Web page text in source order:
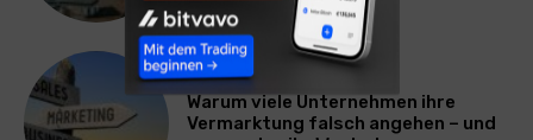
WERBUNG & MARKETING
Warum viele Unternehmen ihre
Vermarktung falsch angehen – und